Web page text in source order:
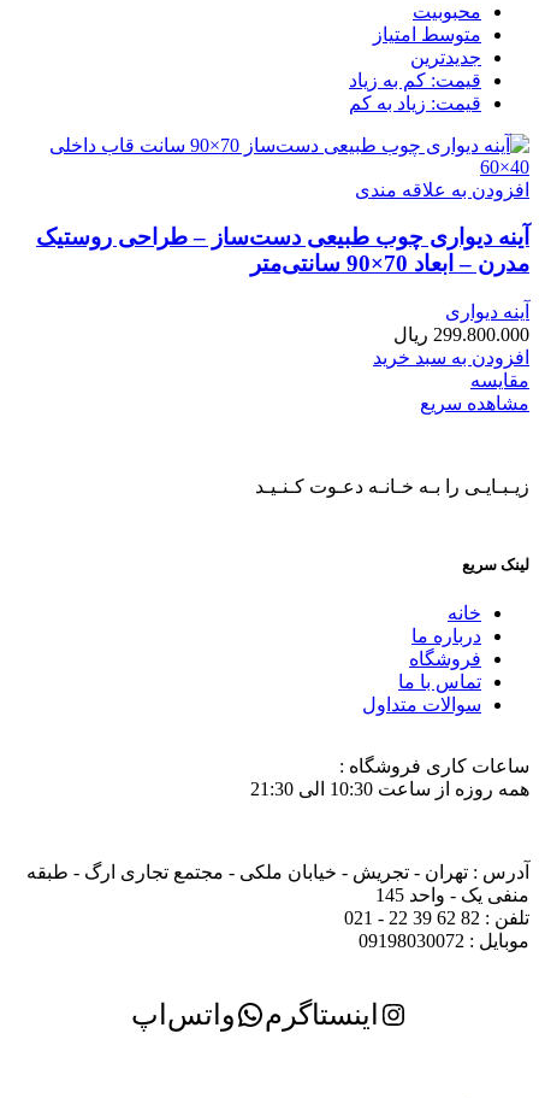
محبوبیت
متوسط امتیاز
جدیدترین
قیمت: کم به زیاد
قیمت: زیاد به کم
افزودن به علاقه مندی
آینه دیواری چوب طبیعی دست‌ساز – طراحی روستیک
مدرن – ابعاد 70×90 سانتی‌متر
آینه دیواری
299.800.000 ریال
افزودن به سبد خرید
مقایسه
مشاهده سریع
زیـبـایـی را بـه خـانـه دعـوت کـنـیـد
لینک سریع
خانه
درباره ما
فروشگاه
تماس با ما
سوالات متداول
ساعات کاری فروشگاه :
همه روزه از ساعت 10:30 الی 21:30
آدرس : تهران - تجریش - خیابان ملکی - مجتمع تجاری ارگ - طبقه
منفی یک - واحد 145
تلفن : 82 62 39 22 - 021
موبایل : 09198030072
اینستاگرم واتس‌اپ